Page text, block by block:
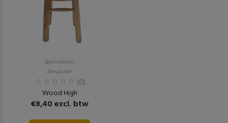
Barkrukken
Meubilair
(0)
Wood High
€8,40 excl. btw